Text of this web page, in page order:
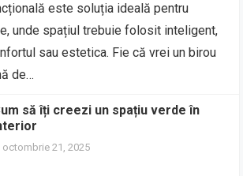
este soluția ideală pentru
unde spațiul trebuie folosit inteligent,
sau estetica. Fie că vrei un birou
de…
să îți creezi un spațiu verde în
octombrie 21, 2025